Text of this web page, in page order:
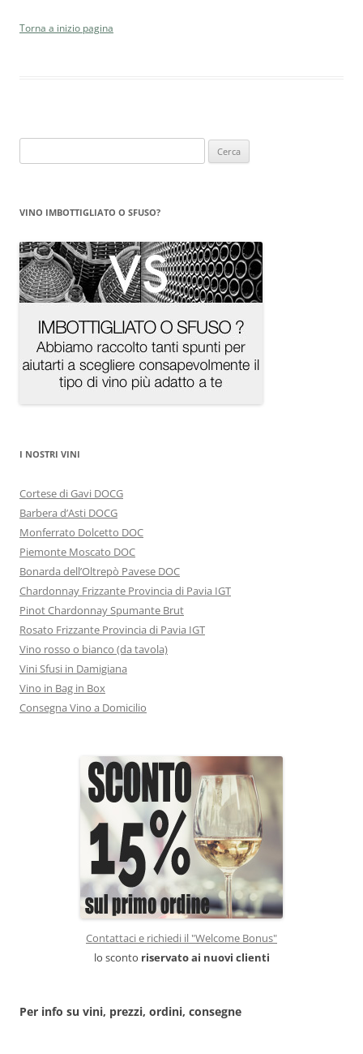
Torna a inizio pagina
per:
VINO IMBOTTIGLIATO O SFUSO?
I NOSTRI VINI
Cortese di Gavi DOCG
Barbera d’Asti DOCG
Monferrato Dolcetto DOC
Piemonte Moscato DOC
Bonarda dell’Oltrepò Pavese DOC
Chardonnay Frizzante Provincia di Pavia IGT
Pinot Chardonnay Spumante Brut
Rosato Frizzante Provincia di Pavia IGT
Vino rosso o bianco (da tavola)
Vini Sfusi in Damigiana
Vino in Bag in Box
Consegna Vino a Domicilio
Contattaci e richiedi il "Welcome Bonus"
lo sconto riservato ai nuovi clienti
Per info su vini, prezzi, ordini, consegne